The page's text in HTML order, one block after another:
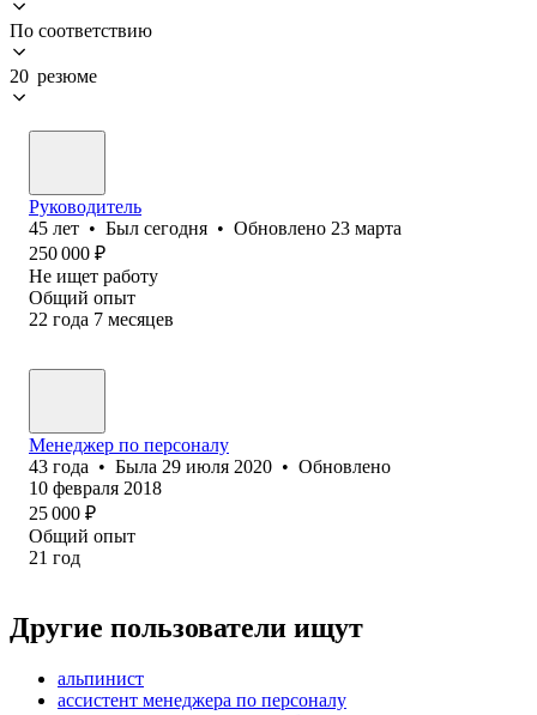
По соответствию
20 резюме
Руководитель
45 лет • Был сегодня • Обновлено 23 марта
250 000 ₽
Не ищет работу
Общий опыт
22 года 7 месяцев
Менеджер по персоналу
43 года • Была 29 июля 2020 • Обновлено
10 февраля 2018
25 000 ₽
Общий опыт
21 год
Другие пользователи ищут
альпинист
ассистент менеджера по персоналу